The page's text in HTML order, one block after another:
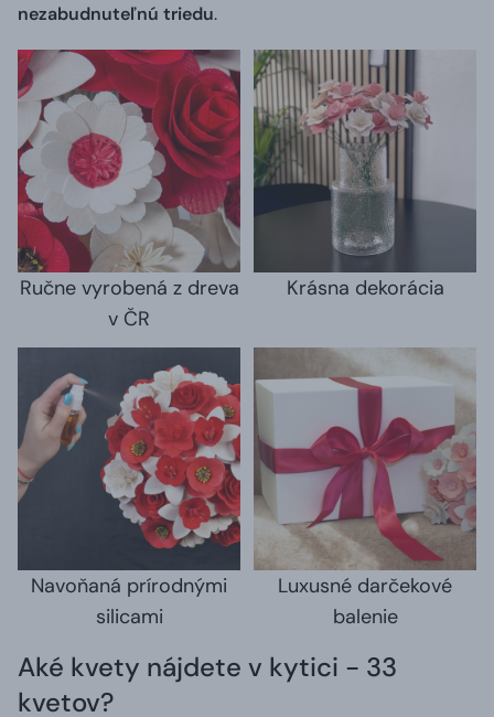
nezabudnuteľnú triedu.
Ručne vyrobená z dreva
v ČR
Krásna dekorácia
Navoňaná prírodnými
silicami
Luxusné darčekové
balenie
Aké kvety nájdete v kytici - 33
kvetov?